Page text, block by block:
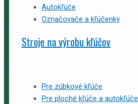
Autokľúče
Označovače a kľúčenky
Stroje na výrobu kľúčov
Pre zúbkové kľúče
Pre ploché kľúče a autokľúče